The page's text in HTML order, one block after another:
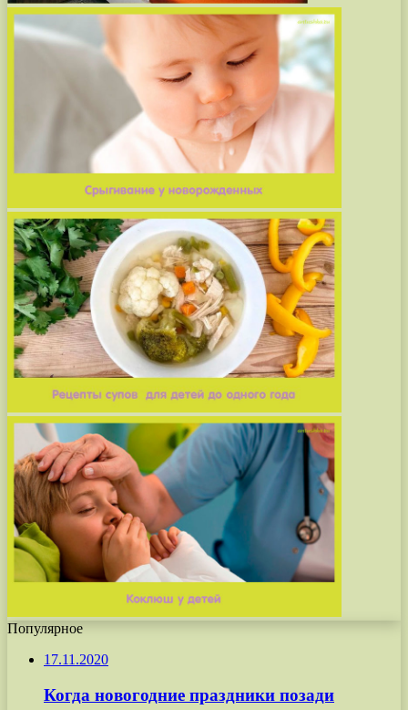
Популярное
17.11.2020
Когда новогодние праздники позади